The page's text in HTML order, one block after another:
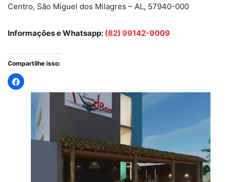
Centro, São Miguel dos Milagres – AL, 57940-000
Informações e Whatsapp: (82) 99142-9009
Compartilhe isso: